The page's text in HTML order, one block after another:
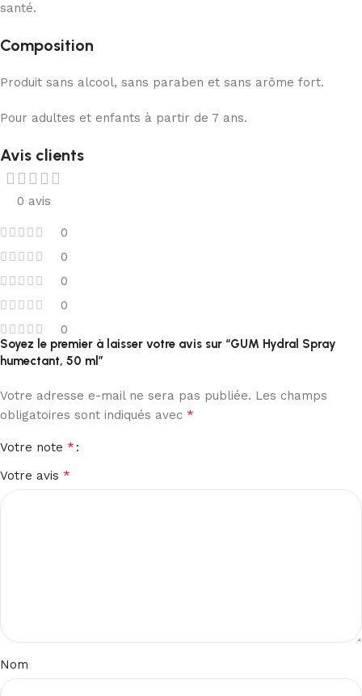
santé.
Composition
Produit sans alcool, sans paraben et sans arôme fort.
Pour adultes et enfants à partir de 7 ans.
Avis clients
0 avis
0
0
0
0
0
Soyez le premier à laisser votre avis sur “GUM Hydral Spray
humectant, 50 ml”
Votre adresse e-mail ne sera pas publiée. Les champs
obligatoires sont indiqués avec *
Votre note *
Votre avis *
Nom